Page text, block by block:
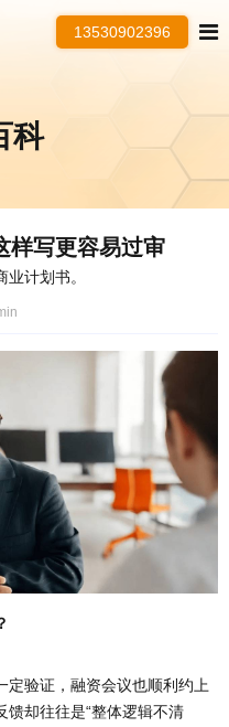
13530902396
科
样写更容易过审
计划书。
定验证，融资会议也顺利约上
馈却往往是“整体逻辑不清